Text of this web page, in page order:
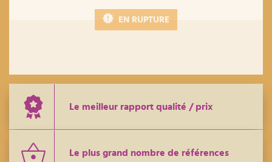
EN RUPTURE
Le meilleur rapport qualité / prix
Le plus grand nombre de références